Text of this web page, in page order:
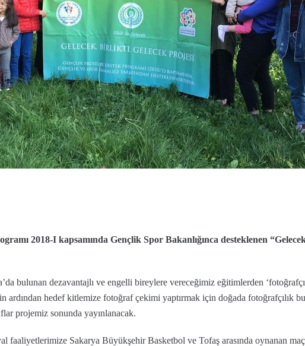
2018-I kapsamında Gençlik Spor Bakanlığınca desteklenen
bulunan dezavantajlı ve engelli bireylere vereceğimiz eğitimlerden
ardından hedef kitlemize fotoğraf çekimi yaptırmak için doğada fotoğrafçılık
projemiz sonunda yayınlanacak.
faaliyetlerimize Sakarya Büyükşehir Basketbol ve Tofaş arasında oynanan